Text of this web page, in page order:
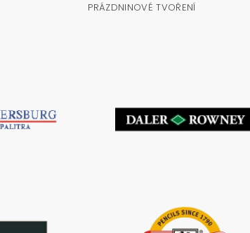
PRÁZDNINOVÉ TVOŘENÍ